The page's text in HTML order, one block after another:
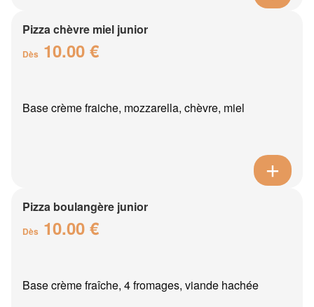
Pizza chèvre miel junior
Dès 10.00 €
Base crème fraiche, mozzarella, chèvre, miel
Pizza boulangère junior
Dès 10.00 €
Base crème fraîche, 4 fromages, viande hachée